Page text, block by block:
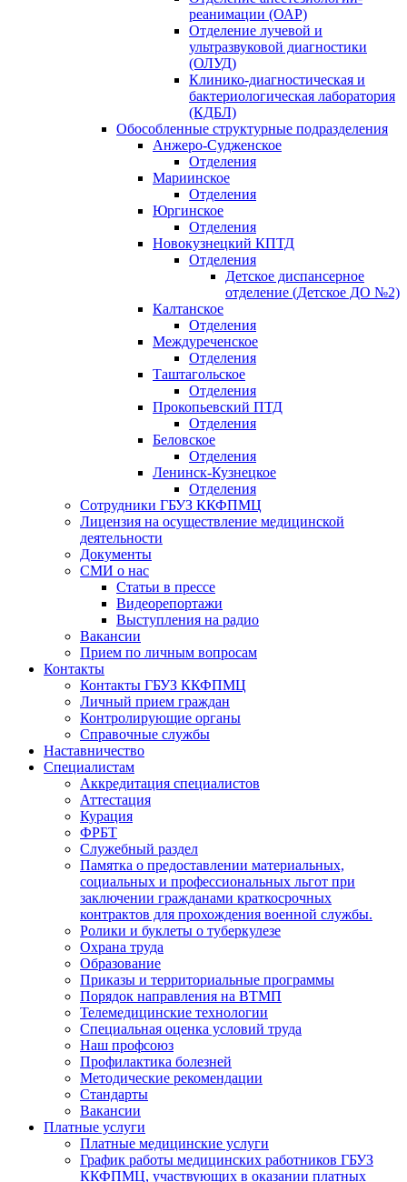
реанимации (ОАР)
Отделение лучевой и
ультразвуковой диагностики
(ОЛУД)
Клинико-диагностическая и
бактериологическая лаборатория
(КДБЛ)
Обособленные структурные подразделения
Анжеро-Судженское
Отделения
Мариинское
Отделения
Юргинское
Отделения
Новокузнецкий КПТД
Отделения
Детское диспансерное
отделение (Детское ДО №2)
Калтанское
Отделения
Междуреченское
Отделения
Таштагольское
Отделения
Прокопьевский ПТД
Отделения
Беловское
Отделения
Ленинск-Кузнецкое
Отделения
Сотрудники ГБУЗ ККФПМЦ
Лицензия на осуществление медицинской
деятельности
Документы
СМИ о нас
Статьи в прессе
Видеорепортажи
Выступления на радио
Вакансии
Прием по личным вопросам
Контакты
Контакты ГБУЗ ККФПМЦ
Личный прием граждан
Контролирующие органы
Справочные службы
Наставничество
Специалистам
Аккредитация специалистов
Аттестация
Курация
ФРБТ
Служебный раздел
Памятка о предоставлении материальных,
социальных и профессиональных льгот при
заключении гражданами краткосрочных
контрактов для прохождения военной службы.
Ролики и буклеты о туберкулезе
Охрана труда
Образование
Приказы и территориальные программы
Порядок направления на ВТМП
Телемедицинские технологии
Специальная оценка условий труда
Наш профсоюз
Профилактика болезней
Методические рекомендации
Стандарты
Вакансии
Платные услуги
Платные медицинские услуги
График работы медицинских работников ГБУЗ
ККФПМЦ, участвующих в оказании платных